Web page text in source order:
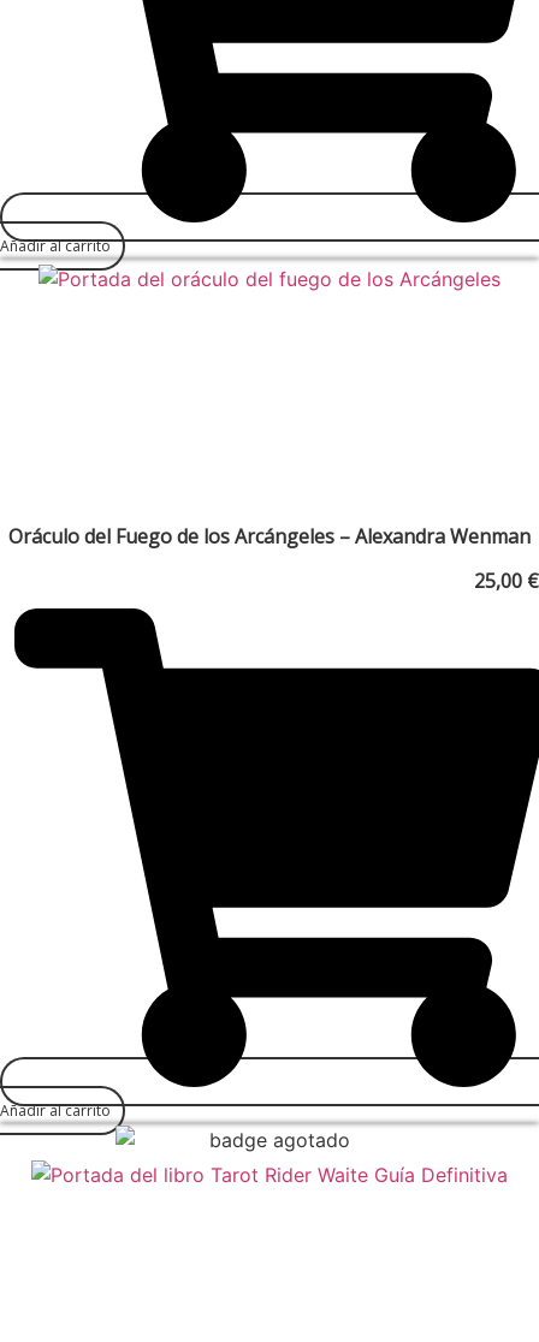
Añadir al carrito
Oráculo del Fuego de los Arcángeles – Alexandra Wenman
25,00 €
Añadir al carrito